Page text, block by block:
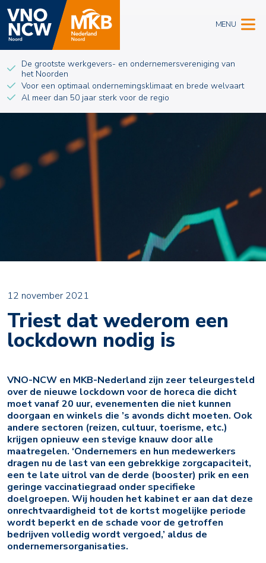
MENU
De grootste werkgevers- en ondernemersvereniging van
het Noorden
Voor een optimaal ondernemingsklimaat en brede welvaart
Al meer dan 50 jaar sterk voor de regio
12 november 2021
Triest dat wederom een
lockdown nodig is
VNO-NCW en MKB-Nederland zijn zeer teleurgesteld
over de nieuwe lockdown voor de horeca die dicht
moet vanaf 20 uur, evenementen die niet kunnen
doorgaan en winkels die ’s avonds dicht moeten. Ook
andere sectoren (reizen, cultuur, toerisme, etc.)
krijgen opnieuw een stevige knauw door alle
maatregelen. ‘Ondernemers en hun medewerkers
dragen nu de last van een gebrekkige zorgcapaciteit,
een te late uitrol van de derde (booster) prik en een
geringe vaccinatiegraad onder specifieke
doelgroepen. Wij houden het kabinet er aan dat deze
onrechtvaardigheid tot de kortst mogelijke periode
wordt beperkt en de schade voor de getroffen
bedrijven volledig wordt vergoed,’ aldus de
ondernemersorganisaties.